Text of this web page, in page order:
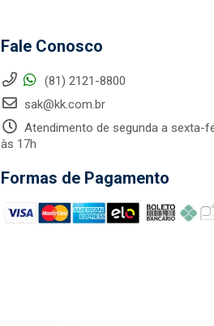
Fale Conosco
(81) 2121-8800
sak@kk.com.br
Atendimento de segunda a sexta-
às 17h
Formas de Pagamento